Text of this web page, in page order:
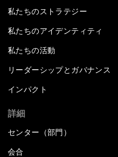
私たちのストラテジー
私たちのアイデンティティ
私たちの活動
リーダーシップとガバナンス
インパクト
詳細
センター（部門）
会合